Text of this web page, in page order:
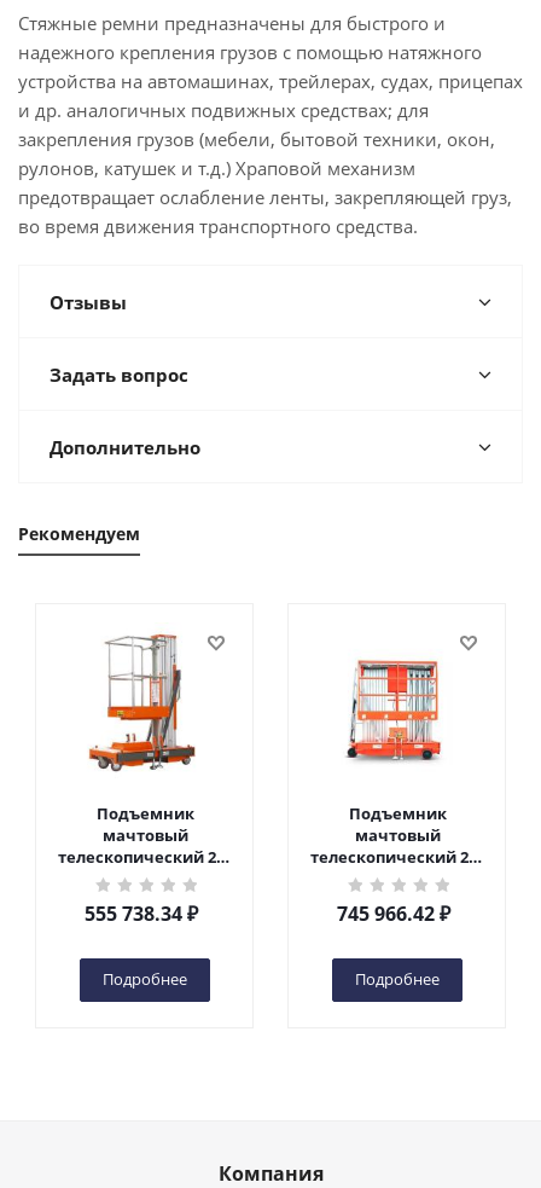
Стяжные ремни предназначены для быстрого и
надежного крепления грузов с помощью натяжного
устройства на автомашинах, трейлерах, судах, прицепах
и др. аналогичных подвижных средствах; для
закрепления грузов (мебели, бытовой техники, окон,
рулонов, катушек и т.д.) Храповой механизм
предотвращает ослабление ленты, закрепляющей груз,
во время движения транспортного средства.
Отзывы
Задать вопрос
Дополнительно
Рекомендуем
Подъемник
мачтовый
телескопический 200
кг 6 м TOR GTWY6-200S
DC 2-мачтовый
(автономный) (G) в
555 738.34₽
Подробнее
Подъемник
мачтовый
телескопический 200
кг 10 м TOR GTWY10-
200S DC 2-мачтовый
(автономный) (N) в
745 966.42₽
Подробнее
Компания